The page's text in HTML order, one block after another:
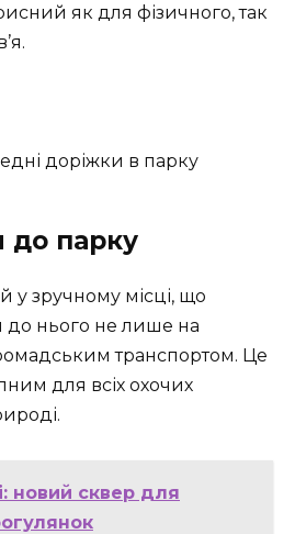
як для фізичного, так
до парку
у зручному місці, що
до нього не лише на
транспортом. Це
для всіх охочих
новий сквер для